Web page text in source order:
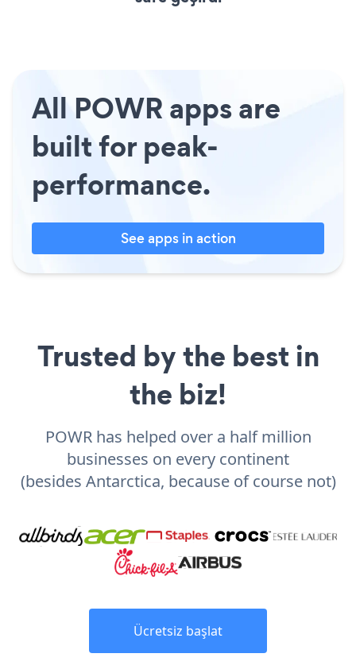
All POWR apps are
built for peak-
performance.
See apps in action
Trusted by the best in
the biz!
POWR has helped over a half million
businesses on every continent
(besides Antarctica, because of course not)
Ücretsiz başlat